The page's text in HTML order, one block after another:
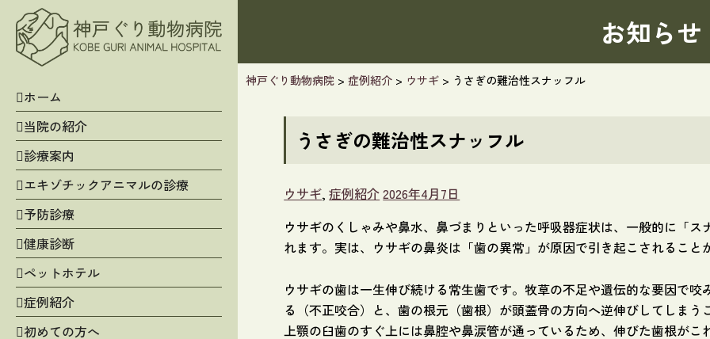
ホーム
当院の紹介
診療案内
エキゾチックアニマルの診療
予防診療
健康診断
ペットホテル
症例紹介
初めての方へ
お知らせ
神戸ぐり動物病院 > 症例紹介 > ウサギ > うさぎの難治性スナッフル
うさぎの難治性スナッフル
ウサギ,症例紹介2026年4月7日
ウサギのくしゃみや鼻水、鼻づまりといった呼吸器症状は、一般的に「ス
れます。実は、ウサギの鼻炎は「歯の異常」が原因で引き起こされること
ウサギの歯は一生伸び続ける常生歯です。牧草の不足や遺伝的な要因で咬
る（不正咬合）と、歯の根元（歯根）が頭蓋骨の方向へ逆伸びしてしまう
上顎の臼歯のすぐ上には鼻腔や鼻涙管が通っているため、伸びた歯根がこ